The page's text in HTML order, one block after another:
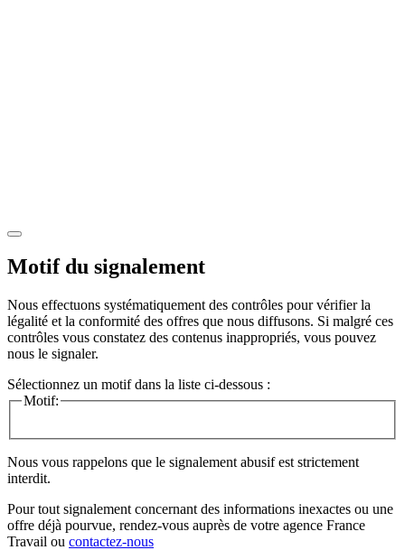
Motif du signalement
Nous effectuons systématiquement des contrôles pour vérifier la
légalité et la conformité des offres que nous diffusons. Si malgré ces
contrôles vous constatez des contenus inappropriés, vous pouvez
nous le signaler.
Sélectionnez un motif dans la liste ci-dessous :
Motif:
Nous vous rappelons que le signalement abusif est strictement
interdit.
Pour tout signalement concernant des informations inexactes ou une
offre déjà pourvue, rendez-vous auprès de votre agence France
Travail ou contactez-nous